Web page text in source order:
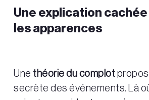
Une explication
les apparences
Une théorie du complot
secrète des événements. Là